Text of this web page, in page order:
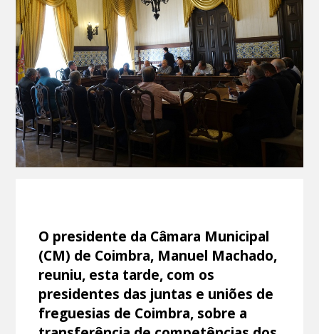
O presidente da Câmara Municipal
(CM) de Coimbra, Manuel Machado,
reuniu, esta tarde, com os
presidentes das juntas e uniões de
freguesias de Coimbra, sobre a